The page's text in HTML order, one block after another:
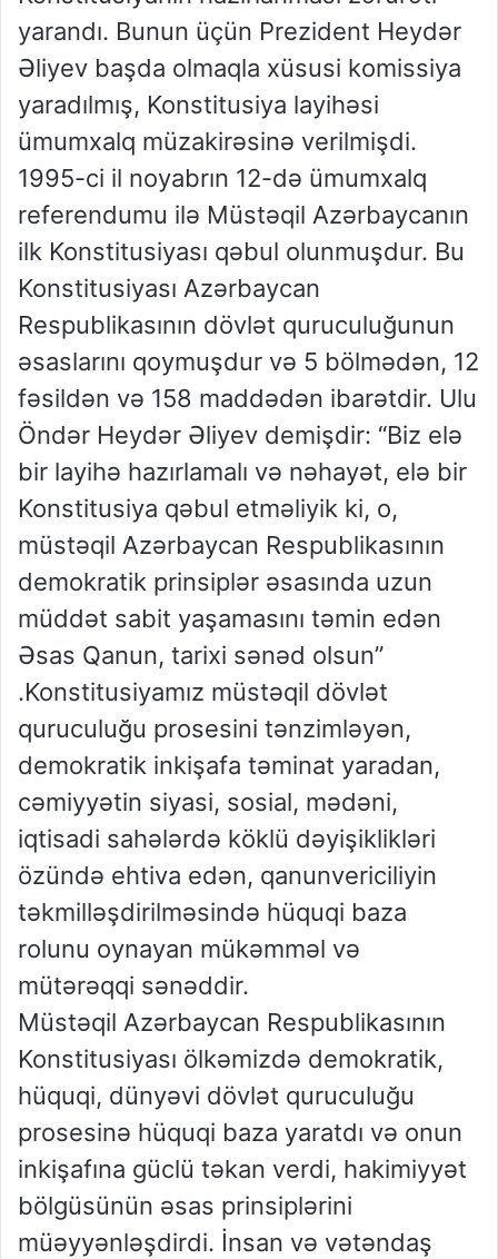
yarandı. Bunun üçün Prezident Heydər
Əliyev başda olmaqla xüsusi komissiya
yaradılmış, Konstitusiya layihəsi
ümumxalq müzakirəsinə verilmişdi.
1995-ci il noyabrın 12-də ümumxalq
referendumu ilə Müstəqil Azərbaycanın
ilk Konstitusiyası qəbul olunmuşdur. Bu
Konstitusiyası Azərbaycan
Respublikasının dövlət quruculuğunun
əsaslarını qoymuşdur və 5 bölmədən, 12
fəsildən və 158 maddədən ibarətdir. Ulu
Öndər Heydər Əliyev demişdir: “Biz elə
bir layihə hazırlamalı və nəhayət, elə bir
Konstitusiya qəbul etməliyik ki, o,
müstəqil Azərbaycan Respublikasının
demokratik prinsiplər əsasında uzun
müddət sabit yaşamasını təmin edən
Əsas Qanun, tarixi sənəd olsun”
.Konstitusiyamız müstəqil dövlət
quruculuğu prosesini tənzimləyən,
demokratik inkişafa təminat yaradan,
cəmiyyətin siyasi, sosial, mədəni,
iqtisadi sahələrdə köklü dəyişiklikləri
özündə ehtiva edən, qanunvericiliyin
təkmilləşdirilməsində hüquqi baza
rolunu oynayan mükəmməl və
mütərəqqi sənəddir.
Müstəqil Azərbaycan Respublikasının
Konstitusiyası ölkəmizdə demokratik,
hüquqi, dünyəvi dövlət quruculuğu
prosesinə hüquqi baza yaratdı və onun
inkişafına güclü təkan verdi, hakimiyyət
bölgüsünün əsas prinsiplərini
müəyyənləşdirdi. İnsan və vətəndaş